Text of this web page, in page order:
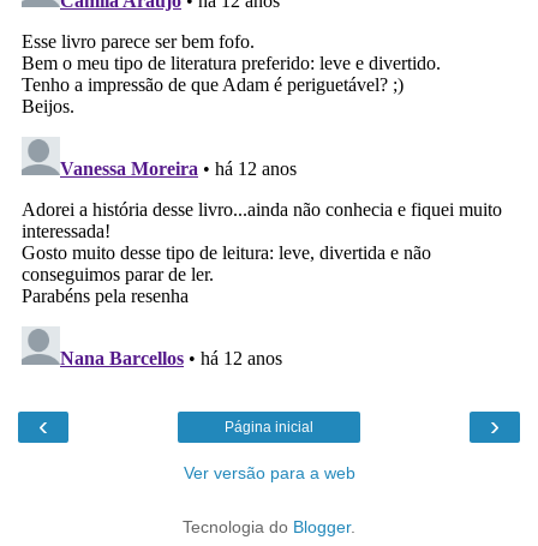
‹ ›
Página inicial
Ver versão para a web
Tecnologia do Blogger.